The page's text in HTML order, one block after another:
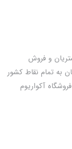
و فروش
به تمام نقاط کشور
فروشگاه آکواریوم